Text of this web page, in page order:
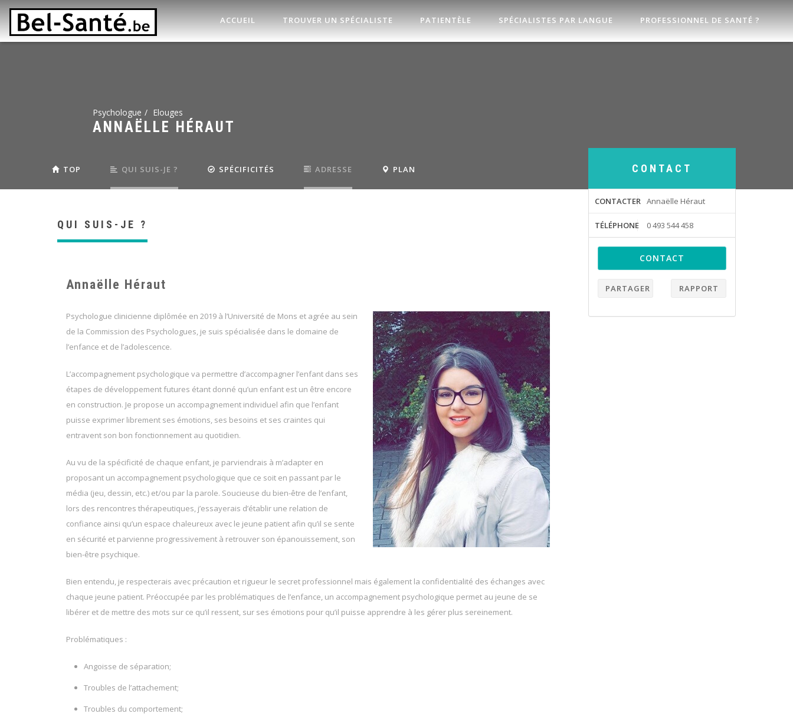
ACCUEIL TROUVER UN SPÉCIALISTE PATIENTÈLE SPÉCIALISTES PAR LANGUE PROFESSIONNEL DE SANTÉ ?
Psychologue Elouges
ANNAËLLE HÉRAUT
TOP QUI SUIS-JE ? SPÉCIFICITÉS ADRESSE PLAN
QUI SUIS-JE ?
Annaëlle Héraut
Psychologue clinicienne diplômée en 2019 à l’Université de Mons et agrée au sein
de la Commission des Psychologues, je suis spécialisée dans le domaine de
l’enfance et de l’adolescence.
L’accompagnement psychologique va permettre d’accompagner l’enfant dans ses
étapes de développement futures étant donné qu’un enfant est un être encore
en construction. Je propose un accompagnement individuel afin que l’enfant
puisse exprimer librement ses émotions, ses besoins et ses craintes qui
entravent son bon fonctionnement au quotidien.
Au vu de la spécificité de chaque enfant, je parviendrais à m’adapter en
proposant un accompagnement psychologique que ce soit en passant par le
média (jeu, dessin, etc.) et/ou par la parole. Soucieuse du bien-être de l’enfant,
lors des rencontres thérapeutiques, j’essayerais d’établir une relation de
confiance ainsi qu’un espace chaleureux avec le jeune patient afin qu’il se sente
en sécurité et parvienne progressivement à retrouver son épanouissement, son
bien-être psychique.
Bien entendu, je respecterais avec précaution et rigueur le secret professionnel mais également la confidentialité des échanges avec
chaque jeune patient. Préoccupée par les problématiques de l’enfance, un accompagnement psychologique permet au jeune de se
libérer et de mettre des mots sur ce qu’il ressent, sur ses émotions pour qu’il puisse apprendre à les gérer plus sereinement.
Problématiques :
Angoisse de séparation;
Troubles de l’attachement;
Troubles du comportement;
CONTACT
CONTACTER Annaëlle Héraut
TÉLÉPHONE 0 493 544 458
CONTACT
PARTAGER RAPPORT